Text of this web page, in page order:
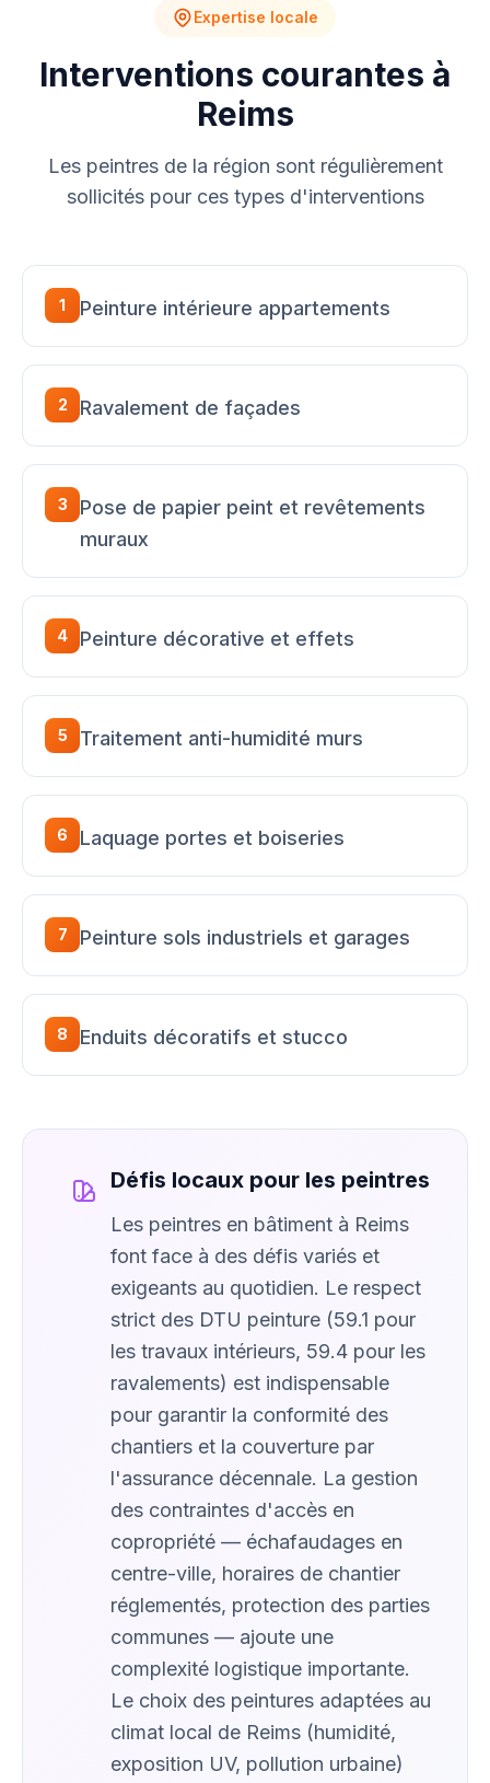
Expertise locale
Interventions courantes à
Reims
Les peintres de la région sont régulièrement
sollicités pour ces types d'interventions
1 Peinture intérieure appartements
2 Ravalement de façades
3
Pose de papier peint et revêtements
muraux
4 Peinture décorative et effets
5 Traitement anti-humidité murs
6 Laquage portes et boiseries
7 Peinture sols industriels et garages
8 Enduits décoratifs et stucco
Défis locaux pour les peintres
Les peintres en bâtiment à Reims
font face à des défis variés et
exigeants au quotidien. Le respect
strict des DTU peinture (59.1 pour
les travaux intérieurs, 59.4 pour les
ravalements) est indispensable
pour garantir la conformité des
chantiers et la couverture par
l'assurance décennale. La gestion
des contraintes d'accès en
copropriété — échafaudages en
centre-ville, horaires de chantier
réglementés, protection des parties
communes — ajoute une
complexité logistique importante.
Le choix des peintures adaptées au
climat local de Reims (humidité,
exposition UV, pollution urbaine)